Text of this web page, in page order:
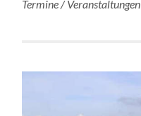
Termine / Veranstaltungen